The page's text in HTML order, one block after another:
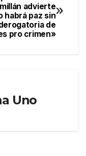
advierte
habrá paz sin
de
pro crimen»
Uno